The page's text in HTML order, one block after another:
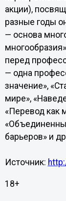
акции),
разные годы
— основа
перед
— одна
значение»,
мире»,
«Перевод как
барьеров» и
Источник:
18+